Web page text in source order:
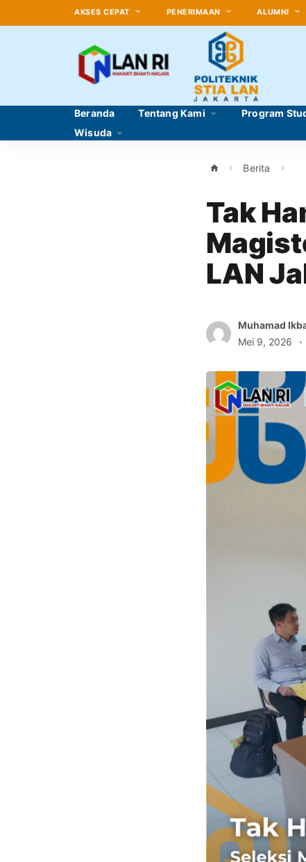
AKSES CEPAT PENERIMAAN ALUMNI
Beranda Tentang Kami Program
Wisuda
Berita
Tak
LAN
Muhamad
Mei 9, 2026